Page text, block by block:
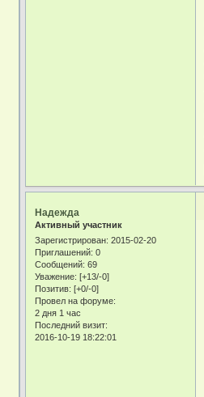
Надежда
Активный участник
Зарегистрирован: 2015-02-20
Приглашений: 0
Сообщений: 69
Уважение: [+13/-0]
Позитив: [+0/-0]
Провел на форуме:
2 дня 1 час
Последний визит:
2016-10-19 18:22:01